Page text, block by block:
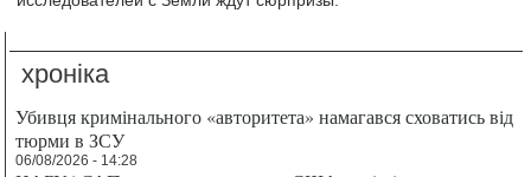
хроніка
Убивця кримінального «авторитета» намагався сховатись від
тюрми в ЗСУ
06/08/2026 - 14:28